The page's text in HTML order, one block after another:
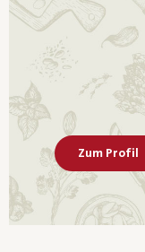
Zum Profil